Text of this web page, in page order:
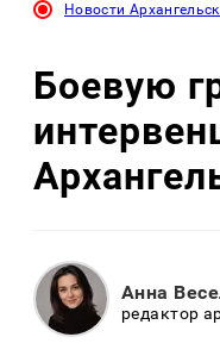
Новости
Боевую
Анна
редактор